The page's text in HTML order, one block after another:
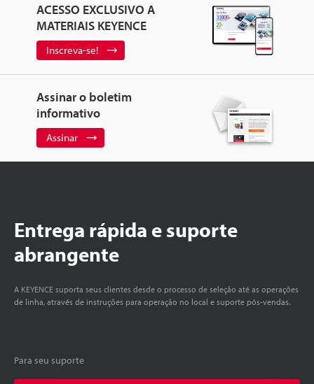
ACESSO EXCLUSIVO A
MATERIAIS KEYENCE
Inscreva-se!
Assinar o boletim
informativo
Assinar
Entrega rápida e suporte
abrangente
A KEYENCE suporta seus clientes desde o processo de seleção até as operações
de linha, através de instruções para operação no local e suporte pós-vendas.
Para seu suporte